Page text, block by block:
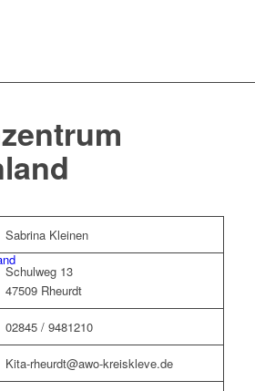
Sabrina Kleinen
Schulweg 13
47509 Rheurdt
02845 / 9481210
Kita-rheurdt@awo-kreiskleve.de